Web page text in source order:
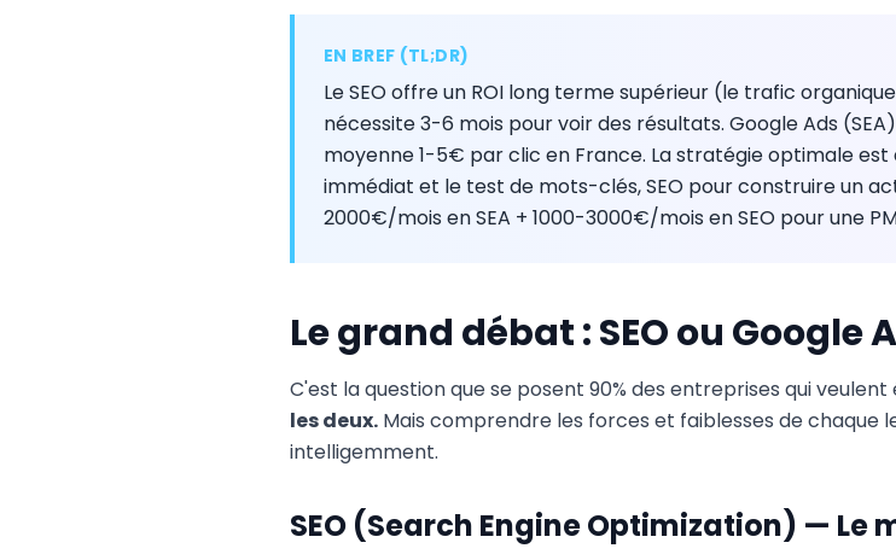
EN BREF (TL;DR)
Le SEO offre un ROI long terme supérieur (le trafic
nécessite 3-6 mois pour voir des résultats. Google Ads
moyenne 1-5€ par clic en France. La stratégie optimale est
immédiat et le test de mots-clés, SEO pour construire un
2000€/mois en SEA + 1000-3000€/mois en SEO pour une
Le grand débat : SEO ou Google
C'est la question que se posent 90% des entreprises qui veulent
les deux. Mais comprendre les forces et faiblesses de chaque
intelligemment.
SEO (Search Engine Optimization) — Le